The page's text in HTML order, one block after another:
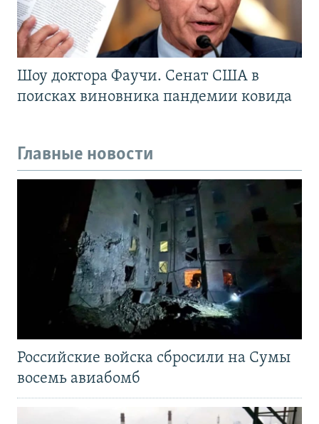
Шоу доктора Фаучи. Сенат США в
поисках виновника пандемии ковида
Главные новости
Российские войска сбросили на Сумы
восемь авиабомб